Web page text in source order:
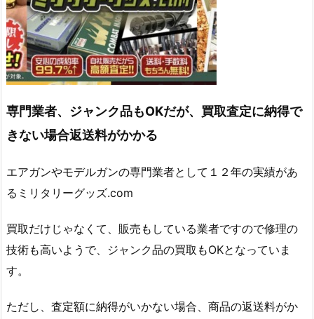
専門業者、ジャンク品もOKだが、買取査定に納得で
きない場合返送料がかかる
エアガンやモデルガンの専門業者として１２年の実績があ
るミリタリーグッズ.com
買取だけじゃなくて、販売もしている業者ですので修理の
技術も高いようで、ジャンク品の買取もOKとなっていま
す。
ただし、査定額に納得がいかない場合、商品の返送料がか